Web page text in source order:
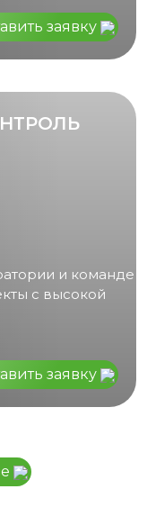
заявку
и команде
с высокой
заявку